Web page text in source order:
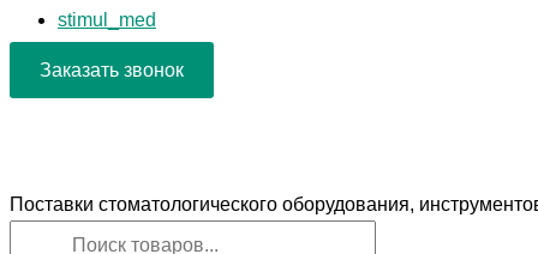
stimul_med
Заказать звонок
Поставки стоматологического оборудования,